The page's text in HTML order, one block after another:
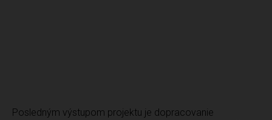
Posledným výstupom projektu je dopracovanie